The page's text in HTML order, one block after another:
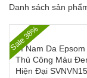
Danh sách sản
Sale 38%
Ví Nam Da Epsom
Thủ Công Màu
Hiện Đại